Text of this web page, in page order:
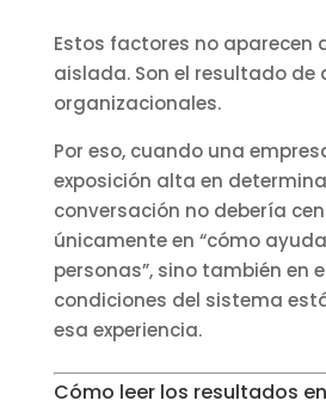
Estos factores no aparecen
aislada. Son el resultado de
organizacionales.
Por eso, cuando una
exposición alta en
conversación no debería
únicamente en “cómo
personas”, sino también en
condiciones del sistema
esa experiencia.
Cómo leer los resultados